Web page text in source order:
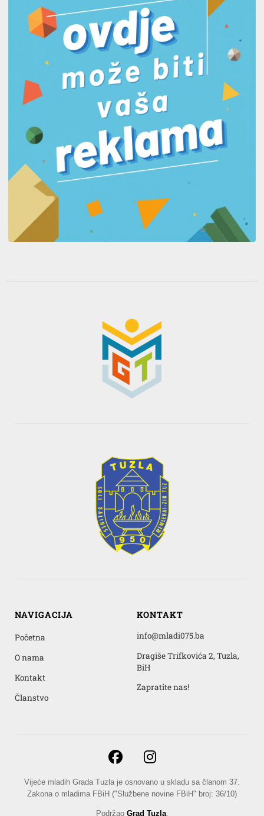
NAVIGACIJA
Početna
O nama
Kontakt
Članstvo
KONTAKT
info@mladi075.ba
Dragiše Trifkovića 2, Tuzla,
BiH
Zapratite nas!
Vijeće mladih Grada Tuzla je osnovano u skladu sa članom 37.
Zakona o mladima FBiH ("Službene novine FBiH" broj: 36/10)
Podržao Grad Tuzla.